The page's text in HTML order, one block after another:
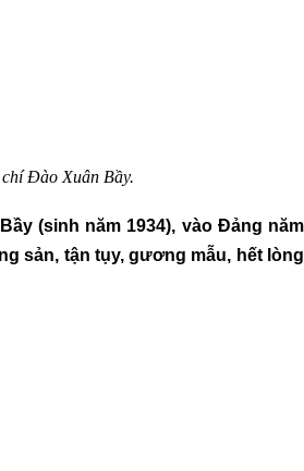
Đào Xuân Bầy.
(sinh năm 1934), vào Đảng năm
sản, tận tụy, gương mẫu, hết lòng